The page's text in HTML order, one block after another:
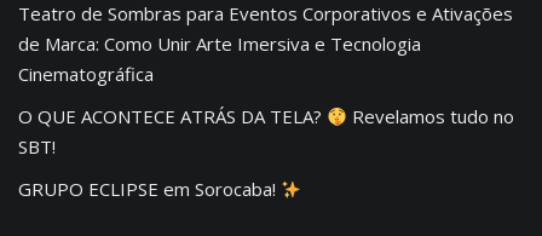
Teatro de Sombras para Eventos Corporativos e Ativações
de Marca: Como Unir Arte Imersiva e Tecnologia
Cinematográfica
O QUE ACONTECE ATRÁS DA TELA?
Revelamos tudo no
SBT!
GRUPO ECLIPSE em Sorocaba!